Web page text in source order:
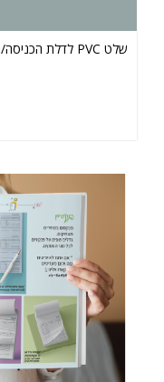
שלט PVC לדלת הכניסה/המשרד/החדר בכל צורה שתרצו!